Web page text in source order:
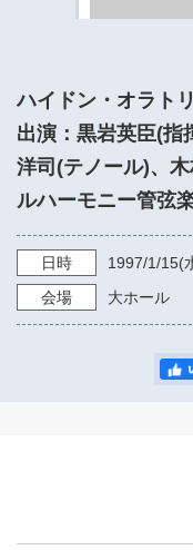
ハイドン・オラト
出演：黒岩英臣(指
洋司(テノール)、
ルハーモニー管弦
日時 1997/1/15(
会場
大ホール